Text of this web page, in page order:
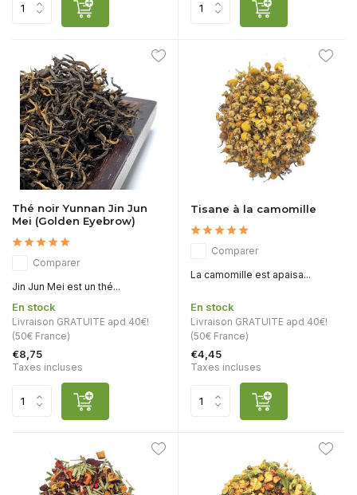
Thé noir Yunnan Jin Jun
Mei (Golden Eyebrow)
Comparer
Jin Jun Mei est un thé...
En stock
Livraison GRATUITE apd 40€!
(50€ France)
€8,75
Taxes incluses
Tisane à la camomille
Comparer
La camomille est apaisa...
En stock
Livraison GRATUITE apd 40€!
(50€ France)
€4,45
Taxes incluses